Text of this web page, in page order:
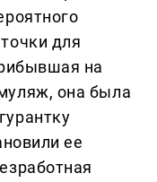
для
на
она была
ее